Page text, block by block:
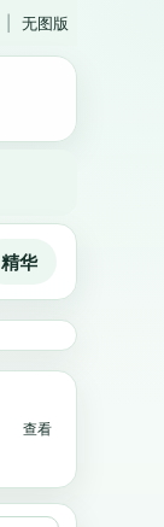
无图版
精华
查看